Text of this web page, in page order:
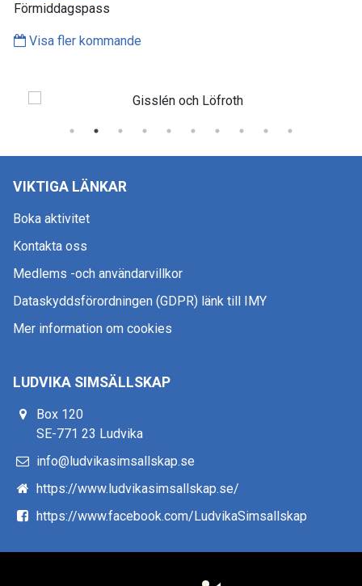
Förmiddagspass
Visa fler kommande
VIKTIGA LÄNKAR
Boka aktivitet
Kontakta oss
Medlems -och användarvillkor
Dataskyddsförordningen (GDPR) länk till IMY
Mer information om cookies
LUDVIKA SIMSÄLLSKAP
Box 120
SE-771 23 Ludvika
info@ludvikasimsallskap.se
https://www.ludvikasimsallskap.se/
https://www.facebook.com/LudvikaSimsallskap